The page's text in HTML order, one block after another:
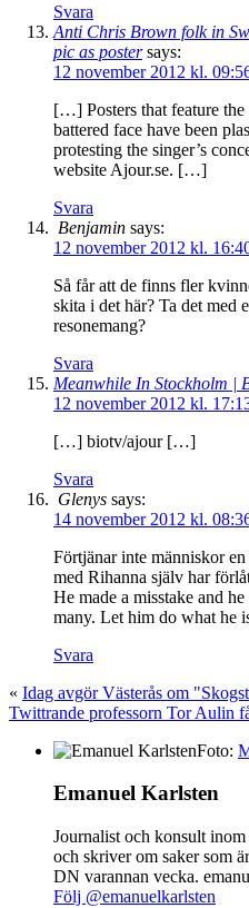
Svara
Anti Chris Brown folk in
pic as poster says:
12 november 2012 kl.
[…] Posters that feature the
battered face have been
protesting the singer’s
website Ajour.se. […]
Svara
Benjamin says:
12 november 2012 kl.
Så får att de finns fler
skita i det här? Ta det med
resonemang?
Svara
Meanwhile In Stockholm |
12 november 2012 kl.
[…] biotv/ajour […]
Svara
Glenys says:
14 november 2012 kl.
Förtjänar inte människor
med Rihanna själv har
He made a misstake and
many. Let him do what he
Svara
« Idag avgör Västerås om
Twittrande professorn Tor Aulin
Foto:
Emanuel Karlsten
Journalist och konsult
och skriver om saker som
DN varannan vecka.
Följ @emanuelkarlsten